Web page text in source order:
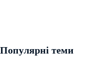
Популярні теми